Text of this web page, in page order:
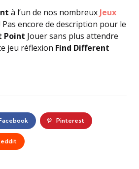
à l’un de nos nombreux Jeux
Pas encore de description pour le
Point Jouer sans plus attendre
jeu réflexion Find Different
Pinterest